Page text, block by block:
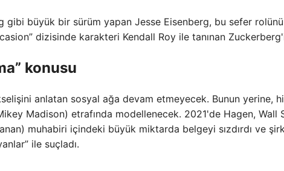
gibi büyük bir sürüm yapan Jesse Eisenberg, bu sefer
dizisinde karakteri Kendall Roy ile tanınan
konusu
anlatan sosyal ağa devam etmeyecek. Bunun yerine,
Madison) etrafında modellenecek. 2021'de Hagen, Wall
muhabiri içindeki büyük miktarda belgeyi sızdırdı ve
ile suçladı.